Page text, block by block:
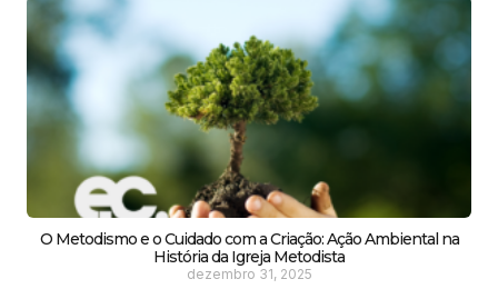
O Metodismo e o Cuidado com a Criação: Ação Ambiental na
História da Igreja Metodista
dezembro 31, 2025